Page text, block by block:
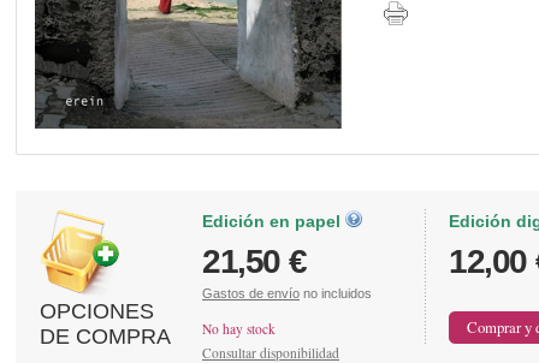
OPCIONES
DE COMPRA
Edición en papel
21,50 €
Gastos de envío no incluidos
No hay stock
Consultar disponibilidad
Edición
12,00